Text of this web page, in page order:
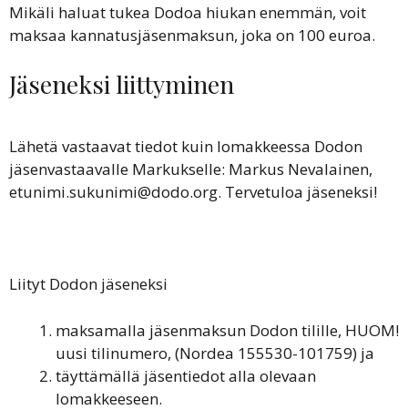
Mikäli haluat tukea Dodoa hiukan enemmän, voit
maksaa kannatusjäsenmaksun, joka on 100 euroa.
Jäseneksi liittyminen
Lähetä vastaavat tiedot kuin lomakkeessa Dodon
jäsenvastaavalle Markukselle: Markus Nevalainen,
etunimi.sukunimi@dodo.org. Tervetuloa jäseneksi!
Liityt Dodon jäseneksi
maksamalla jäsenmaksun Dodon tilille, HUOM!
uusi tilinumero, (Nordea 155530-101759) ja
täyttämällä jäsentiedot alla olevaan
lomakkeeseen.